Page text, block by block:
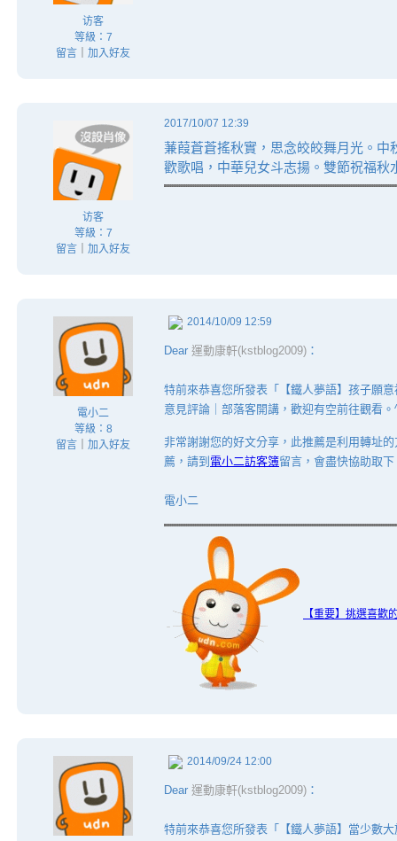
访客
等級：7
留言
加入好友
访客
等級：7
留言
加入好友
2017/10/07 12:39
蒹葭蒼蒼搖秋實，思念皎皎舞月光。
歡歌唱，中華兒女斗志揚。雙節祝福秋
電小二
等級：8
留言
加入好友
2014/10/09 12:59
Dear 運動康軒(kstblog2009) ：
特前來恭喜您所發表「【鐵人夢語】孩子願
意見評論｜部落客開講，歡迎有空前往觀看。
非常謝謝您的好文分享，此推薦是利用轉址
薦，請到 電小二訪客簿留言，會盡快協助取下
電小二
【重要】挑選喜歡
2014/09/24 12:00
Dear 運動康軒(kstblog2009) ：
特前來恭喜您所發表「【鐵人夢語】當少數